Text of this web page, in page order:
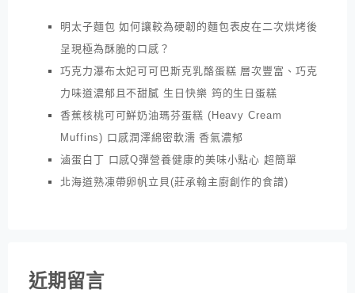
明太子麵包 如何讓較為硬韌的麵包表皮在二次烘烤後
呈現極為酥脆的口感？
巧克力瀑布太妃可可巴斯克乳酪蛋糕 層次豐富、巧克
力味道濃郁且不甜膩 生日快樂 筠的生日蛋糕
香蕉核桃可可鮮奶油瑪芬蛋糕 (Heavy Cream
Muffins) 口感潤澤綿密軟濡 香氣濃郁
滷蛋白丁 口感Q彈營養健康的美味小點心 超簡單
北海道熟凍帶卵帆立貝(莊承翰主廚創作的食譜)
近期留言